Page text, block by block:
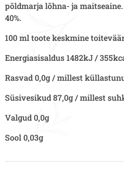
põldmarja lõhna- ja
40%.
100 ml toote keskmine
Energiasisaldus 1482kJ /
Rasvad 0,0g / millest
Süsivesikud 87,0g / millest
Valgud 0,0g
Sool 0,03g